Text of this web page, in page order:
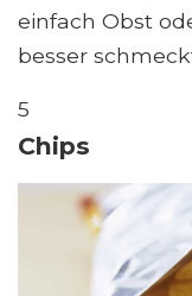
einfach Obst
besser
5
Chips